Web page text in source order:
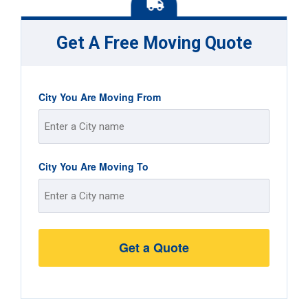
Get A Free Moving Quote
City You Are Moving From
Street
Address
City You Are Moving To
Street